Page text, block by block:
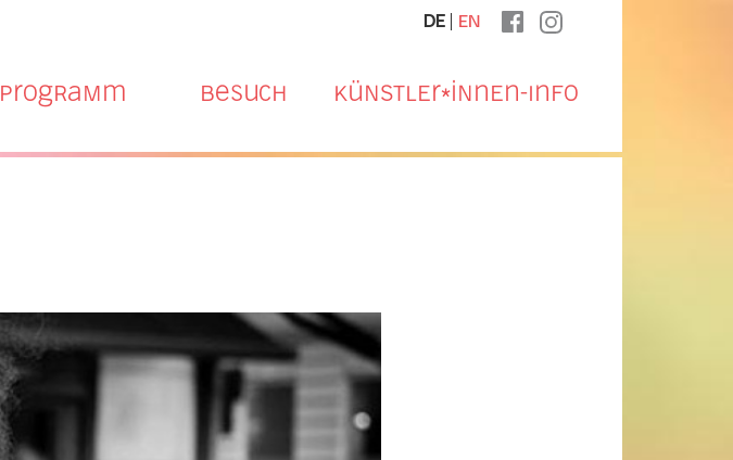
Sprachauswahl
DE EN
Programm Besuch Künstler*innen-Info